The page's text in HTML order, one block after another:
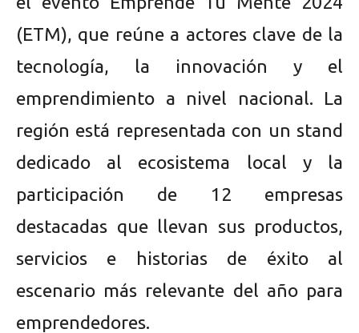
(ETM), que reúne a actores clave de la
tecnología, la innovación y el
emprendimiento a nivel nacional. La
región está representada con un stand
dedicado al ecosistema local y la
participación de 12 empresas
destacadas que llevan sus productos,
servicios e historias de éxito al
escenario más relevante del año para
emprendedores.